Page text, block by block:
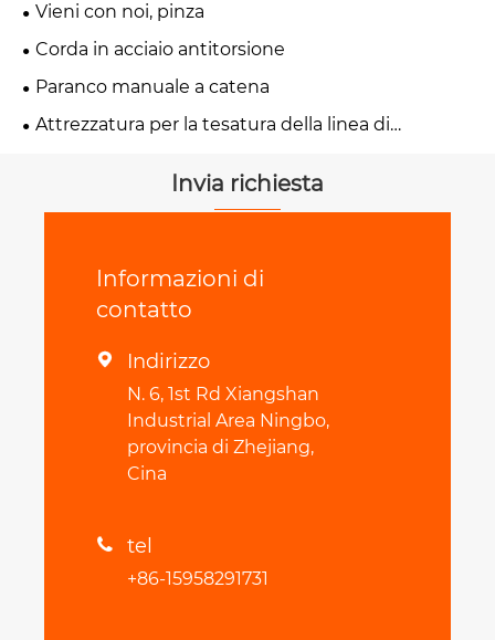
Vieni con noi, pinza
Corda in acciaio antitorsione
Paranco manuale a catena
Attrezzatura per la tesatura della linea di
Invia richiesta
Informazioni di
contatto
 Indirizzo
N. 6, 1st Rd Xiangshan
Industrial Area Ningbo,
provincia di Zhejiang,
Cina
 tel
+86-15958291731